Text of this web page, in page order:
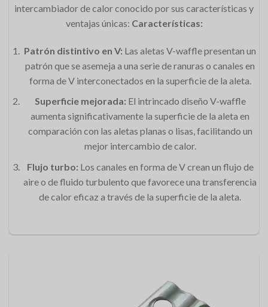
intercambiador de calor conocido por sus características y
ventajas únicas: Características:
Patrón distintivo en V: Las aletas V-waffle presentan un
patrón que se asemeja a una serie de ranuras o canales en
forma de V interconectados en la superficie de la aleta.
Superficie mejorada: El intrincado diseño V-waffle
aumenta significativamente la superficie de la aleta en
comparación con las aletas planas o lisas, facilitando un
mejor intercambio de calor.
Flujo turbo: Los canales en forma de V crean un flujo de
aire o de fluido turbulento que favorece una transferencia
de calor eficaz a través de la superficie de la aleta.